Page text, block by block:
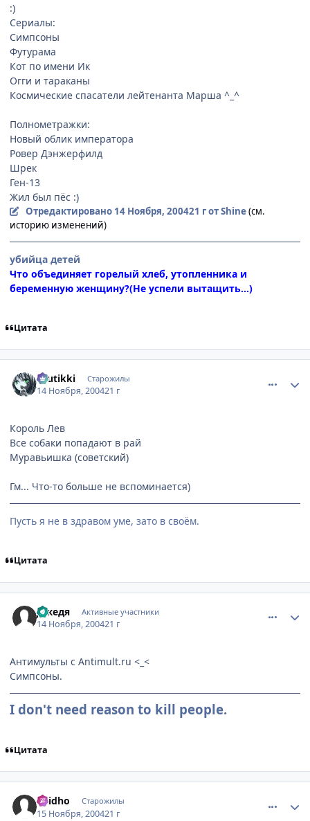
:)
Сериалы:
Симпсоны
Футурама
Кот по имени Ик
Огги и тараканы
Космические спасатели лейтенанта Марша ^_^
Полнометражки:
Новый облик императора
Ровер Дэнжерфилд
Шрек
Ген-13
Жил был пёс :)
Отредактировано 14 Ноября, 200421 гот Shine(см.
историю изменений)
убийца детей
Что объединяет горелый хлеб, утопленника и
беременную женщину?(Не успели вытащить...)
Цитата
tuutikki Старожилы
14 Ноября, 200421 г
Король Лев
Все собаки попадают в рай
Муравьишка (советский)
Гм... Что-то больше не вспоминается)
Пусть я не в здравом уме, зато в своём.
Цитата
Джедя Активные участники
14 Ноября, 200421 г
Антимульты с Antimult.ru <_<
Симпсоны.
I don't need reason to kill people.
Цитата
Raidho Старожилы
15 Ноября, 200421 г